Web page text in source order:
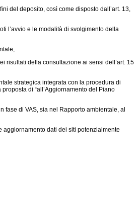
del deposito, così come disposto dall’art. 13,
l’avvio e le modalità di svolgimento della
risultati della consultazione ai sensi dell’art. 15
strategica integrata con la procedura di
di “all’Aggiornamento del Piano
fase di VAS, sia nel Rapporto ambientale, al
aggiornamento dati dei siti potenzialmente